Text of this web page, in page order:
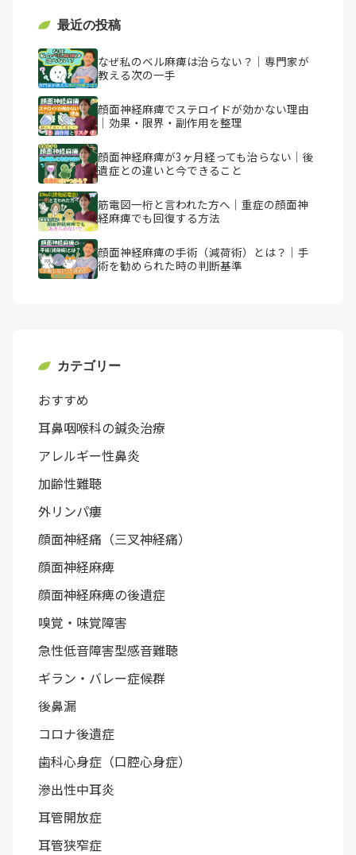
最近の投稿
なぜ私のベル麻痺は治らない？｜専門家が
教える次の一手
顔面神経麻痺でステロイドが効かない理由
｜効果・限界・副作用を整理
顔面神経麻痺が3ヶ月経っても治らない｜後
遺症との違いと今できること
筋電図一桁と言われた方へ｜重症の顔面神
経麻痺でも回復する方法
顔面神経麻痺の手術（減荷術）とは？｜手
術を勧められた時の判断基準
カテゴリー
おすすめ
耳鼻咽喉科の鍼灸治療
アレルギー性鼻炎
加齢性難聴
外リンパ瘻
顔面神経痛（三叉神経痛）
顔面神経麻痺
顔面神経麻痺の後遺症
嗅覚・味覚障害
急性低音障害型感音難聴
ギラン・バレー症候群
後鼻漏
コロナ後遺症
歯科心身症（口腔心身症）
滲出性中耳炎
耳管開放症
耳管狭窄症